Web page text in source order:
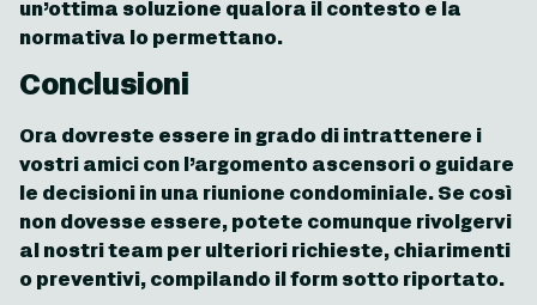
un’ottima soluzione qualora il contesto e la
normativa lo permettano.
Conclusioni
Ora dovreste essere in grado di intrattenere i
vostri amici con l’argomento ascensori o guidare
le decisioni in una riunione condominiale. Se così
non dovesse essere, potete comunque rivolgervi
al nostri team per ulteriori richieste, chiarimenti
o preventivi, compilando il form sotto riportato.